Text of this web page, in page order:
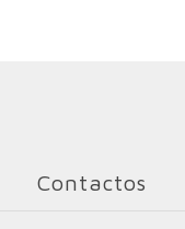
Contactos